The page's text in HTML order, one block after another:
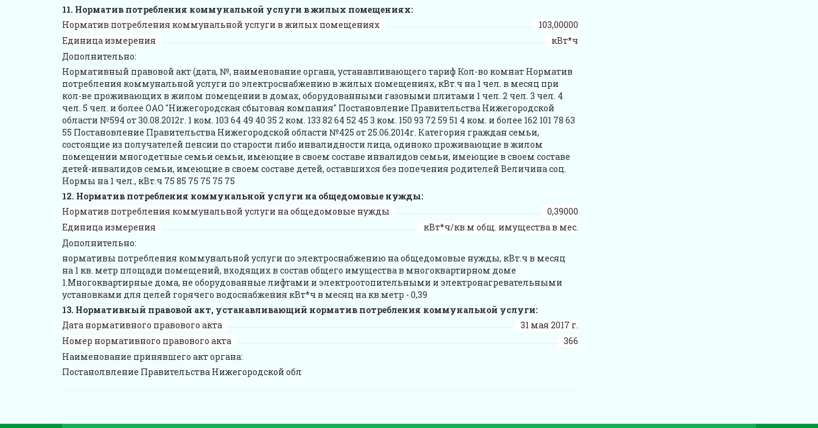
Норматив потребления коммунальной услуги в жилых помещениях:
Норматив потребления коммунальной услуги в жилых помещениях
103,00000
Единица измерения
кВт*ч
Дополнительно:
Нормативный правовой акт (дата, №, наименование органа, устанавливающего тариф Кол-во комнат Норматив
потребления коммунальной услуги по электроснабжению в жилых помещениях, кВт.ч на 1 чел. в месяц при
кол-ве проживающих в жилом помещении в домах, оборудованными газовыми плитами 1 чел. 2 чел. 3 чел. 4
чел. 5 чел. и более ОАО "Нижегородская сбытовая компания" Постановление Правительства Нижегородской
области №594 от 30.08.2012г. 1 ком. 103 64 49 40 35 2 ком. 133 82 64 52 45 3 ком. 150 93 72 59 51 4 ком. и более 162 101 78 63
55 Постановление Правительства Нижегородской области №425 от 25.06.2014г. Категория граждан семьи,
состоящие из получателей пенсии по старости либо инвалидности лица, одиноко проживающие в жилом
помещении многодетные семьи семьи, имеющие в своем составе инвалидов семьи, имеющие в своем составе
детей-инвалидов семьи, имеющие в своем составе детей, оставшихся без попечения родителей Величина соц.
Нормы на 1 чел., кВт.ч 75 85 75 75 75 75
Норматив потребления коммунальной услуги на общедомовые нужды:
Норматив потребления коммунальной услуги на общедомовые нужды
0,39000
Единица измерения
кВт*ч/кв.м общ. имущества в мес.
Дополнительно:
нормативы потребления коммунальной услуги по электроснабжению на общедомовые нужды, кВт.ч в месяц
на 1 кв. метр площади помещений, входящих в состав общего имущества в многоквартирном доме
1.Многоквартирные дома, не оборудованные лифтами и электроотопительными и электронагревательными
установками для целей горячего водоснабжения кВт*ч в месяц на кв.метр - 0,39
Нормативный правовой акт, устанавливающий норматив потребления коммунальной услуги:
Дата нормативного правового акта
31 мая 2017 г.
Номер нормативного правового акта
366
Наименование принявшего акт органа:
Постанолвление Правительства Нижегородской обл